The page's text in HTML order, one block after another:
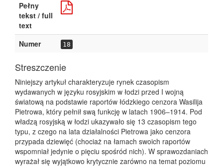
Pełny
tekst / full
text
Numer
18
Streszczenie
Niniejszy artykuł charakteryzuje rynek czasopism
wydawanych w języku rosyjskim w łodzi przed I wojną
światową na podstawie raportów łódzkiego cenzora Wasilija
Pietrowa, który pełnił swą funkcję w latach 1906–1914. Pod
władzą rosyjską w łodzi ukazywało się 13 czasopism tego
typu, z czego na lata działalności Pietrowa jako cenzora
przypada dziewięć (chociaż na łamach swoich raportów
wspomniał jedynie o pięciu spośród nich). W sprawozdaniach
wyrażał się wyjątkowo krytycznie zarówno na temat poziomu